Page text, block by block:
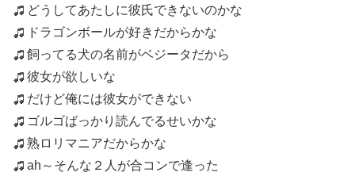
どうしてあたしに彼氏できないのかな
ドラゴンボールが好きだからかな
飼ってる犬の名前がベジータだから
彼女が欲しいな
だけど俺には彼女ができない
ゴルゴばっかり読んでるせいかな
熟ロリマニアだからかな
ah～そんな２人が合コンで逢った